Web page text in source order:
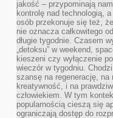
jakość – przypominają
kontrolę nad technologią,
osób przekonuje się też,
nie oznacza całkowitego
długie tygodnie. Czasem
„detoksu” w weekend,
kieszeni czy wyłączenie
wieczór w tygodniu.
szansę na regenerację,
kreatywność, i na
człowiekiem. W tym
popularnością cieszą się
ograniczają dostęp do